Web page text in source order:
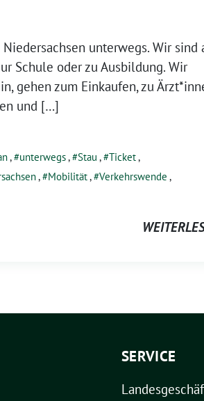
unterwegs. Wir sind
Schule oder zu Ausbildung. Wir
gehen zum Einkaufen, zu
und […]
, unterwegs, Stau , Ticket,
, Mobilität, Verkehrswende ,
SERVICE